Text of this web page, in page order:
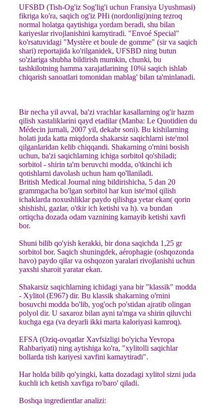
UFSBD (Tish-Og'iz Sog'lig'i uchun Fransiya Uyushmasi)
fikriga ko'ra, saqich og'iz PHi (nordonligi)ning tezroq
normal holatga qaytishiga yordam beradi, shu bilan
kariyeslar rivojlanishini kamytiradi. "Envoé Special"
ko'rsatuvidagi "Mystère et boule de gomme" (sir va saqich
shari) reportajida ko'rilganidek, UFSBD ning butun
so'zlariga shubha bildirish mumkin, chunki, bu
tashkilotning hamma xarajatlarining 10%i saqich ishlab
chiqarish sanoatlari tomonidan mablag' bilan ta'minlanadi.
Bir necha yil avval, ba'zi vrachlar kasallarning og'ir hazm
qilish xastaliklarini qayd etadilar (Manba: Le Quotidien du
Médecin jurnali, 2007 yil, dekabr soni). Bu kishilarning
holati juda katta miqdorda shakarsiz saqichlarni iste'mol
qilganlaridan kelib chiqqandi. Shakarning o'rnini bosish
uchun, ba'zi saqichlarning ichiga sorbitol qo'shiladi;
sorbitol - shirin ta'm beruvchi modda, o'tkinchi ich
qotishlarni davolash uchun ham qo'llaniladi.
British Medical Journal ning bildirishicha, 5 dan 20
grammgacha bo'lgan sorbitol har kun iste'mol qilish
ichaklarda noxushliklar paydo qilishga yetar ekan( qorin
shishishi, gazlar, o'tkir ich ketishi va h). va bundan
ortiqcha dozada odam vaznining kamayib ketishi xavfi
bor.
Shuni bilib qo'yish kerakki, bir dona saqichda 1,25 gr
sorbitol bor. Saqich shuningdek, aérophagie (oshqozonda
havo) paydo qilar va oshqozon yaralari rivojlanishi uchun
yaxshi sharoit yaratar ekan.
Shakarsiz saqichlarning ichidagi yana bir "klassik" modda
- Xylitol (E967) dir. Bu klassik shakarning o'rnini
bosuvchi modda bo'lib, yog'och po'stidan ajratib olingan
polyol dir. U saxaroz bilan ayni ta'mga va shirin qiluvchi
kuchga ega (va deyarli ikki marta kaloriyasi kamroq).
EFSA (Oziq-ovqatlar Xavfsizligi bo'yicha Yevropa
Rahbariyati) ning aytishiga ko'ra, "xylitolli saqichlar
bollarda tish kariyesi xavfini kamaytiradi".
Har holda bilib qo'yingki, katta dozadagi xylitol sizni juda
kuchli ich ketish xavfiga ro'baro' qiladi.
Boshqa ingredientlar analizi: